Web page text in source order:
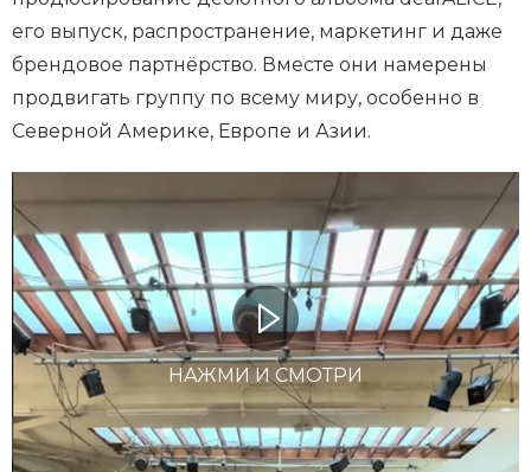
его выпуск, распространение, маркетинг и даже
брендовое партнёрство. Вместе они намерены
продвигать группу по всему миру, особенно в
Северной Америке, Европе и Азии.
НАЖМИ И СМОТРИ